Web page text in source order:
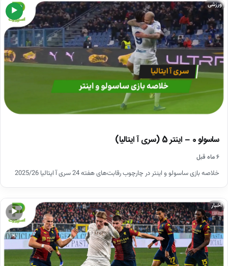
▶
ورزشی
ساسولو 0 – اینتر 5 (سری آ ایتالیا)
۶ ماه قبل
خلاصه بازی ساسولو و اینتر در چارچوب رقابت‌های هفته 24 سری آ ایتالیا 2025/26
▶
اخبار